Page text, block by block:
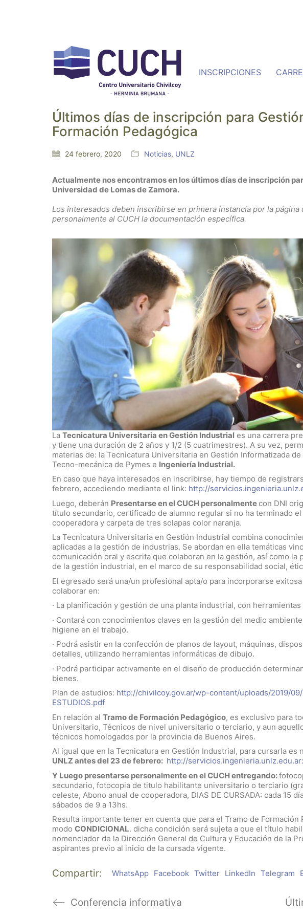
INSCRIPCIONES
Últimos días de inscripción para
Formación Pedagógica
24 febrero, 2020 Noticias, UNLZ
Actualmente nos encontramos en los últimos días de inscripción
Universidad de Lomas de Zamora.
Los interesados deben inscribirse en primera instancia por la
personalmente al CUCH la documentación específica.
La Tecnicatura Universitaria en Gestión Industrial es una carrera
y tiene una duración de 2 años y 1/2 (5 cuatrimestres). A su vez,
materias de: la Tecnicatura Universitaria en Gestión Informatizada
Tecno-mecánica de Pymes e Ingeniería Industrial.
En caso que haya interesados en inscribirse, hay tiempo de
febrero, accediendo mediante el link: http://
Luego, deberán Presentarse en el CUCH personalmente con DNI
título secundario, certificado de alumno regular si no ha terminado
cooperadora y carpeta de tres solapas color naranja.
La Tecnicatura Universitaria en Gestión Industrial combina
aplicadas a la gestión de industrias. Se abordan en ella temáticas
comunicación oral y escrita que colaboran en la gestión, así como
de la gestión industrial, en el marco de su responsabilidad social,
El egresado será una/un profesional apta/o para incorporarse
colaborar en:
· La planificación y gestión de una planta industrial, con
· Contará con conocimientos claves en la gestión del medio
higiene en el trabajo.
· Podrá asistir en la confección de planos de layout, máquinas,
detalles, utilizando herramientas informáticas de dibujo.
· Podrá participar activamente en el diseño de producción
bienes.
Plan de estudios: http://chivilcoy.gov.ar/wp-content/uploads/2019/
ESTUDIOS.pdf
En relación al Tramo de Formación Pedagógico, es exclusivo para
Universitario, Técnicos de nivel universitario o terciario, y aun
técnicos homologados por la provincia de Buenos Aires.
Al igual que en la Tecnicatura en Gestión Industrial, para cursarla es
UNLZ antes del 23 de febrero: http://
Y Luego presentarse personalmente en el CUCH entregando:
secundario, fotocopia de titulo habilitante universitario o terciario
celeste, Abono anual de cooperadora, DIAS DE CURSADA: cada 15
sábados de 9 a 13hs.
Resulta importante tener en cuenta que para el Tramo de
modo CONDICIONAL. dicha condición será sujeta a que el título
nomenclador de la Dirección General de Cultura y Educación de la
aspirantes previo al inicio de la cursada vigente.
Compartir: WhatsApp Facebook Twitter LinkedIn Telegram
Conferencia informativa